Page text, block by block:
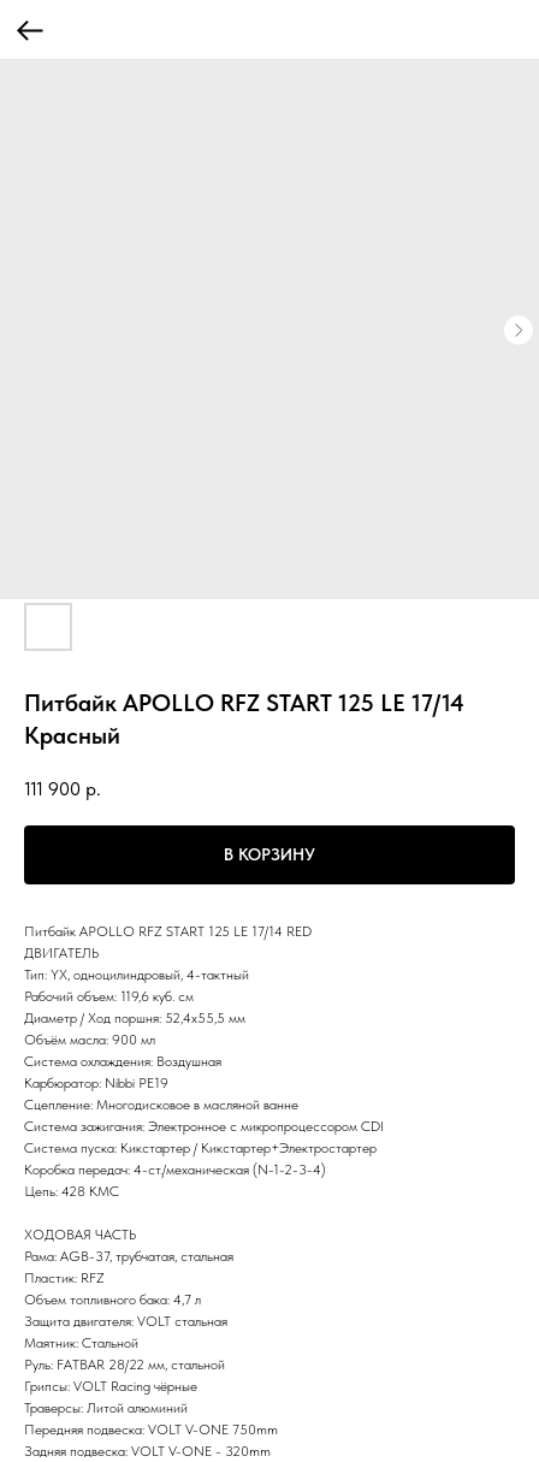
Питбайк APOLLO RFZ START 125 LE 17/14
Красный
111 900 р.
В КОРЗИНУ
Питбайк APOLLO RFZ START 125 LE 17/14 RED
ДВИГАТЕЛЬ
Тип: YX, одноцилиндровый, 4-тактный
Рабочий объем: 119,6 куб. см
Диаметр / Ход поршня: 52,4x55,5 мм
Объём масла: 900 мл
Система охлаждения: Воздушная
Карбюратор: Nibbi PE19
Сцепление: Многодисковое в масляной ванне
Система зажигания: Электронное c микропроцессором CDI
Система пуска: Кикстартер / Кикстартер+Электростартер
Коробка передач: 4-ст./механическая (N-1-2-3-4)
Цепь: 428 KMC
ХОДОВАЯ ЧАСТЬ
Рама: AGB-37, трубчатая, стальная
Пластик: RFZ
Объем топливного бака: 4,7 л
Защита двигателя: VOLT стальная
Маятник: Стальной
Руль: FATBAR 28/22 мм, стальной
Грипсы: VOLT Racing чёрные
Траверсы: Литой алюминий
Передняя подвеска: VOLT V-ONE 750mm
Задняя подвеска: VOLT V-ONE - 320mm